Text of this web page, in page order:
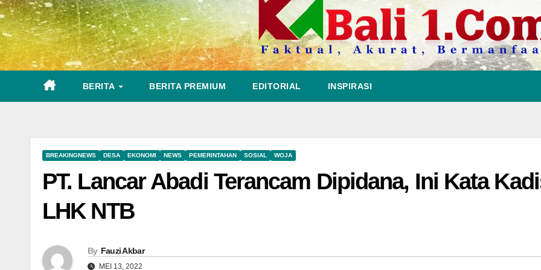
BERITA BERITA PREMIUM EDITORIAL INSPIRASI
BREAKINGNEWS DESA EKONOMI NEWS PEMERINTAHAN SOSIAL WOJA
PT. Lancar Abadi Terancam Dipidana, Ini Kata
LHK NTB
By Fauzi Akbar
MEI 13, 2022